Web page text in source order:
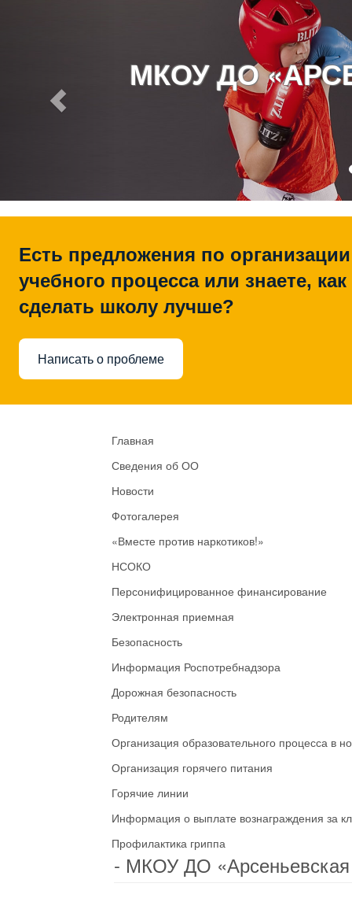
МКОУ ДО
Есть предложения по организации
учебного процесса или знаете, как
сделать школу лучше?
Написать о проблеме
Главная
Сведения об ОО
Новости
Фотогалерея
«Вместе против наркотиков!»
НСОКО
Персонифицированное финансирование
Электронная приемная
Безопасность
Информация Роспотребнадзора
Дорожная безопасность
Родителям
Организация образовательного процесса в
Организация горячего питания
Горячие линии
Информация о выплате вознаграждения за
Профилактика гриппа
- МКОУ ДО